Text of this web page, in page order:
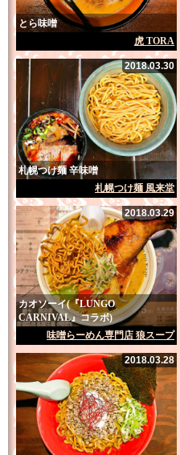
とら味噌
虎 TORA
2018.03.30
札幌つけ麺 辛味噌
札幌つけ麺 風来堂
2018.03.29
カオソーイ(『LUNGO
CARNIVAL』コラボ)
味噌らーめん専門店 狼スープ
2018.03.28